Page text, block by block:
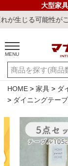
大型家
ざいます。ご迷
MENU
ご利用ガイド
店舗一覧
よくある質問
キーワード・商品
HOME 家具
ダ
ダイニングテー